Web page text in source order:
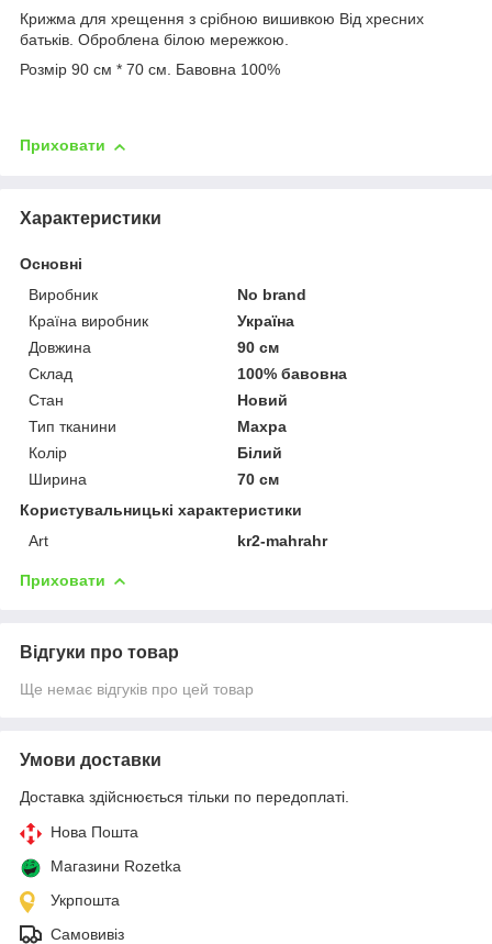
Крижма для хрещення з срібною вишивкою Від хресних
батьків. Оброблена білою мережкою.
Розмір 90 см * 70 см. Бавовна 100%
Приховати
Характеристики
Основні
Виробник
No brand
Країна виробник
Україна
Довжина
90 см
Склад
100% бавовна
Стан
Новий
Тип тканини
Махра
Колір
Білий
Ширина
70 см
Користувальницькі характеристики
Art
kr2-mahrahr
Приховати
Відгуки про товар
Ще немає відгуків про цей товар
Умови доставки
Доставка здійснюється тільки по передоплаті.
Нова Пошта
Магазини Rozetka
Укрпошта
Самовивіз